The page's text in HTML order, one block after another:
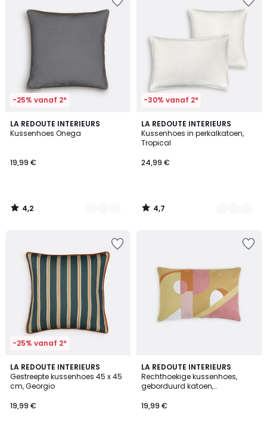
-25% vanaf 2*
LA REDOUTE INTERIEURS
Kussenhoes Onega
19,99 €
4,2
/ 5
9
Kleuren
4,2
/
-30% vanaf 2*
LA REDOUTE INTERIEURS
Kussenhoes in perkalkatoen,
Tropical
24,99 €
4,7
/ 5
5
Kleuren
4,7
/
-25% vanaf 2*
LA REDOUTE INTERIEURS
Gestreepte kussenhoes 45 x 45
cm, Georgio
19,99 €
5
/
5
LA REDOUTE INTERIEURS
Rechthoekige kussenhoes,
geborduurd katoen,
19,99 €
1
/
5